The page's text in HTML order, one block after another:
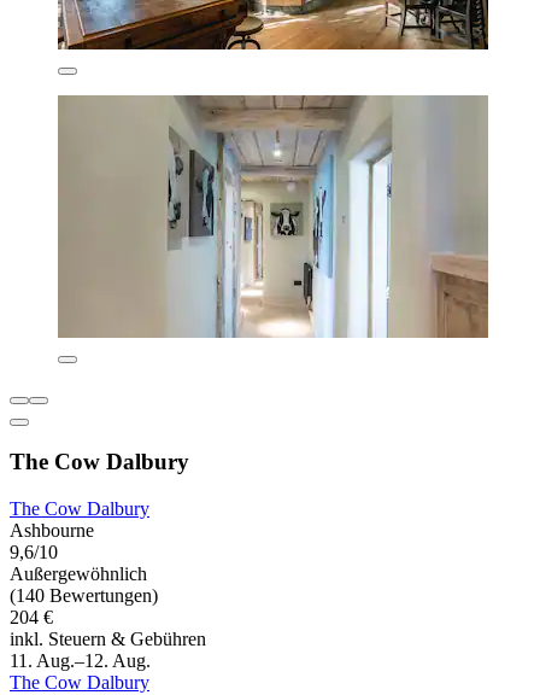
The Cow Dalbury
The Cow Dalbury
Ashbourne
9,6/10
Außergewöhnlich
(140 Bewertungen)
204 €
inkl. Steuern & Gebühren
11. Aug.–12. Aug.
The Cow Dalbury